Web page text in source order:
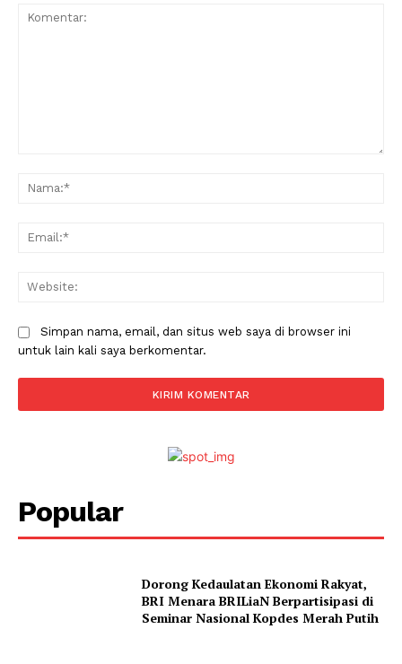
Simpan nama, email, dan situs web saya di browser ini
untuk lain kali saya berkomentar.
Popular
Dorong Kedaulatan Ekonomi Rakyat,
BRI Menara BRILiaN Berpartisipasi di
Seminar Nasional Kopdes Merah Putih